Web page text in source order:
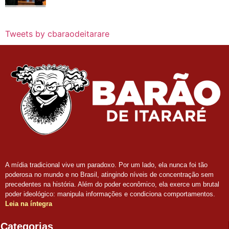
Tweets by cbaraodeitarare
A mídia tradicional vive um paradoxo. Por um lado, ela nunca foi tão
poderosa no mundo e no Brasil, atingindo níveis de concentração sem
precedentes na história. Além do poder econômico, ela exerce um brutal
poder ideológico: manipula informações e condiciona comportamentos.
Leia na íntegra
Categorias